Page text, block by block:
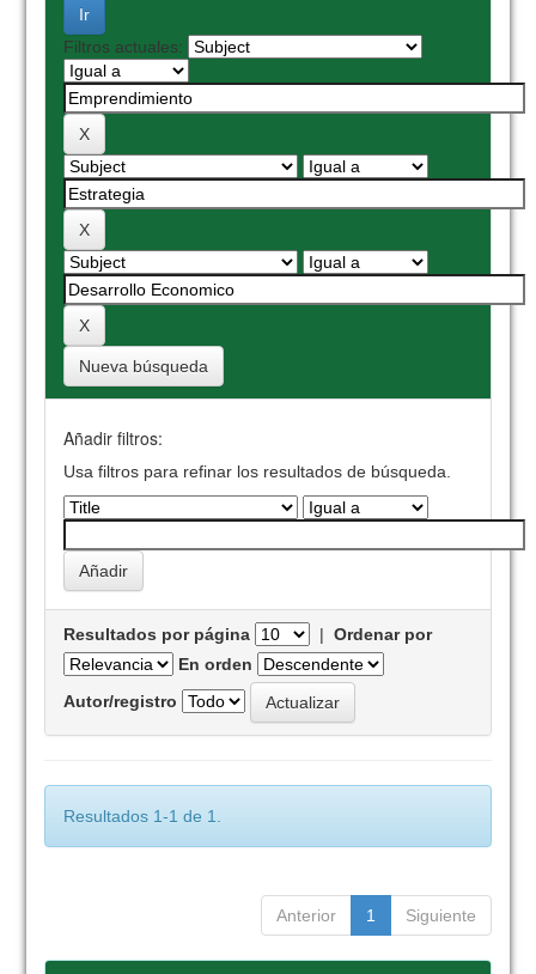
Filtros actuales:
Nueva búsqueda
Añadir filtros:
Usa filtros para refinar los resultados de búsqueda.
Resultados por página |Ordenar por
En orden
Autor/registro
Resultados 1-1 de 1.
Anterior 1 Siguiente